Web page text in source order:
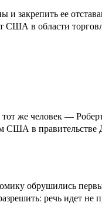
и закрепить ее
в области
же человек —
США в правительстве
обрушились
речь идет не